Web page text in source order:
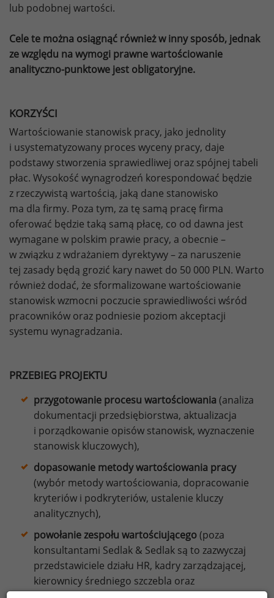
lub podobnej wartości.
Cele te można osiągnąć również w inny sposób, jednak
ze względu na wymogi prawne wartościowanie
analityczno-punktowe jest obligatoryjne.
KORZYŚCI
Wartościowanie stanowisk pracy, jako jednolity
i usystematyzowany proces wyceny pracy, daje
podstawy stworzenia sprawiedliwej oraz spójnej tabeli
płac. Wysokość wynagrodzeń korespondować będzie
z rzeczywistą wartością, jaką dane stanowisko
ma dla firmy. Poza tym, za tę samą pracę firma
oferować będzie taką samą płacę, co od dawna jest
wymagane w polskim prawie pracy, a obecnie –
w związku z wdrażaniem dyrektywy – za naruszenie
tej zasady będą grozić kary nawet do 50 000 PLN. Warto
również dodać, że sformalizowane wartościowanie
stanowisk wzmocni poczucie sprawiedliwości wśród
pracowników oraz podniesie poziom akceptacji
systemu wynagradzania.
PRZEBIEG PROJEKTU
przygotowanie procesu wartościowania (analiza
dokumentacji przedsiębiorstwa, aktualizacja
i porządkowanie opisów stanowisk, wyznaczenie
stanowisk kluczowych),
dopasowanie metody wartościowania pracy
(wybór metody wartościowania, dopracowanie
kryteriów i podkryteriów, ustalenie kluczy
analitycznych),
powołanie zespołu wartościującego(poza
konsultantami Sedlak & Sedlak są to zazwyczaj
przedstawiciele działu HR, kadry zarządzającej,
kierownicy średniego szczebla oraz